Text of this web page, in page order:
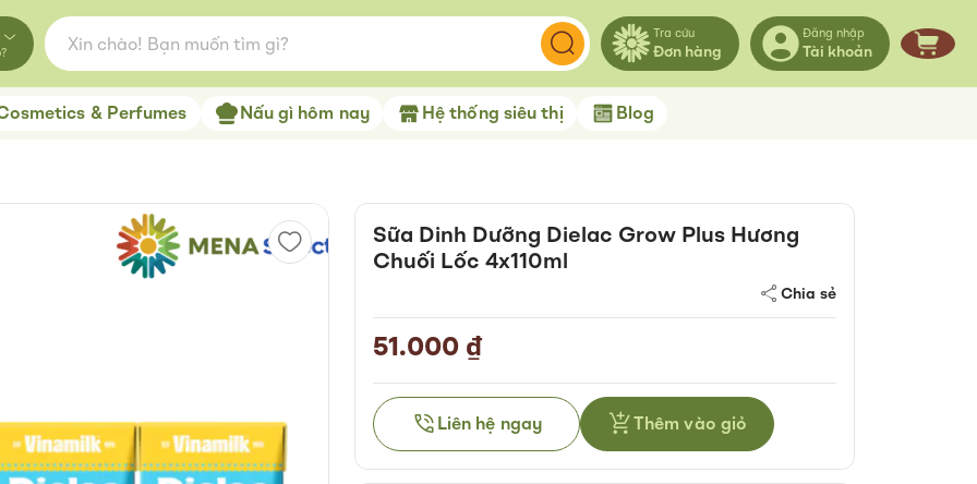
Tra cứu
Đơn hàng
Đăng nhập
Tài khoản Giỏ
& Perfumes Nấu gì hôm nay Hệ thống siêu thị Blog
Sữa Dinh Dưỡng Dielac Grow Plus Hương
Chuối Lốc 4x110ml
Chia sẻ
51.000 ₫
Liên hệ ngay Thêm vào giỏ